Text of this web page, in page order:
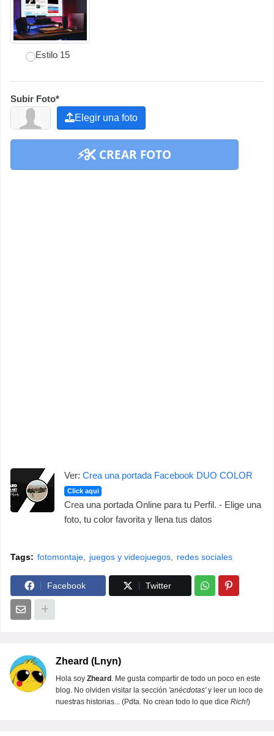
Estilo 15
Subir Foto*
Elegir una foto
CREAR FOTO
Ver: Crea una portada Facebook DUO COLOR
Click aqui
Crea una portada Online para tu Perfil. - Elige una
foto, tu color favorita y llena tus datos
Tags: fotomontaje juegos y videojuegos redes sociales
Facebook Twitter
Zheard (Lnyn)
Hola soy Zheard . Me gusta compartir de todo un poco en este
blog. No olviden visitar la sección 'anécdotas'y leer un loco de
nuestras historias... (Pdta. No crean todo lo que dice Rich!)